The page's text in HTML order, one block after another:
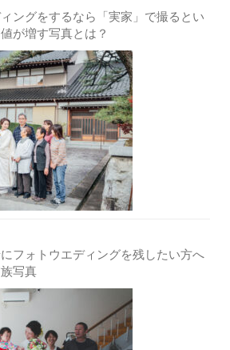
ングをするなら「実家」で撮るとい
が増す写真とは？
フォトウエディングを残したい方へ
写真